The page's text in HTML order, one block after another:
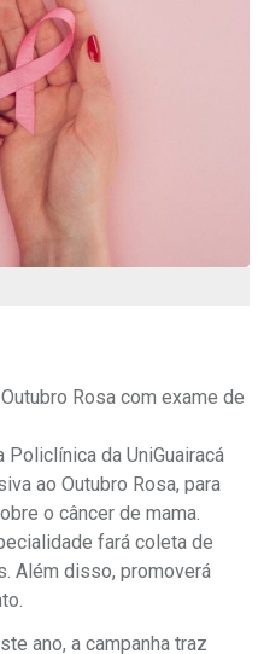
Rosa com exame de
da UniGuairacá
ao Outubro Rosa, para
o câncer de mama.
fará coleta de
Além disso, promoverá
ano, a campanha traz